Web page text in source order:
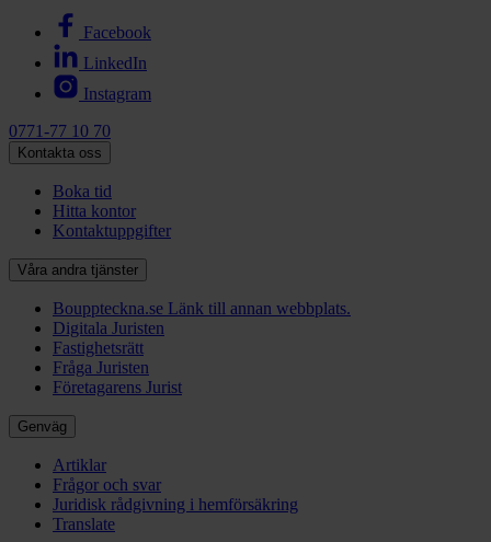
Facebook
LinkedIn
Instagram
0771-77 10 70
Kontakta oss
Boka tid
Hitta kontor
Kontaktuppgifter
Våra andra tjänster
Bouppteckna.se Länk till annan webbplats.
Digitala Juristen
Fastighetsrätt
Fråga Juristen
Företagarens Jurist
Genväg
Artiklar
Frågor och svar
Juridisk rådgivning i hemförsäkring
Translate